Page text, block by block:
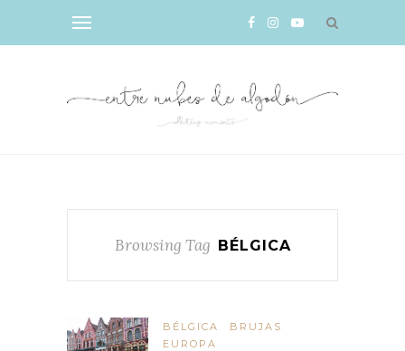
Browsing Tag BÉLGICA
BÉLGICA
BRUJAS
EUROPA